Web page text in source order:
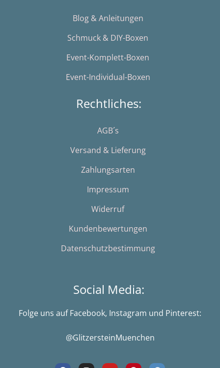
Blog & Anleitungen
Schmuck & DIY-Boxen
Event-Komplett-Boxen
Event-Individual-Boxen
Rechtliches:
AGB´s
Versand & Lieferung
Zahlungsarten
Impressum
Widerruf
Kundenbewertungen
Datenschutzbestimmung
Social Media:
Folge uns auf Facebook, Instagram und Pinterest:
@GlitzersteinMuenchen